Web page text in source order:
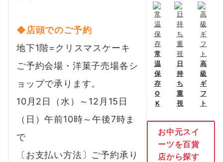
◆店頭でのご予約
地下1階=クリスマスケーキ
ご予約会場・洋菓子売場各シ
ョップで承ります。
10月2日（水）～12月15日
（日）午前10時～午後7時ま
で
〔お支払い方法〕ご予約承り
常
温
保
存
O
K
日
持
ち
重
視
高
級
ギ
フ
ト
お中元スイ
ーツを百貨
店から探す